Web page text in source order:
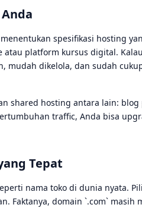
spesifikasi hosting
platform kursus digital.
dikelola, dan sudah
shared hosting antara lain:
traffic, Anda bisa
Tepat
nama toko di dunia nyata.
Faktanya, domain `.com`